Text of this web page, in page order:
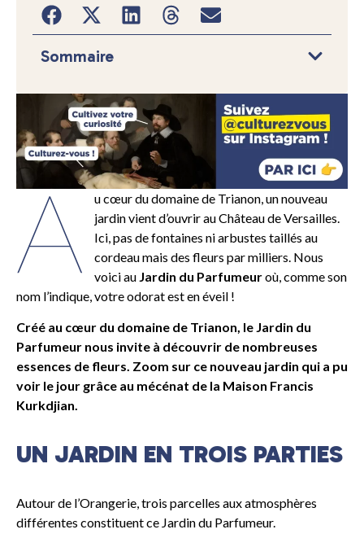
A
u cœur du domaine de Trianon, un nouveau
jardin vient d’ouvrir au Château de Versailles.
Ici, pas de fontaines ni arbustes taillés au
cordeau mais des fleurs par milliers. Nous
voici au Jardin du Parfumeuroù, comme son
nom l’indique, votre odorat est en éveil !
Créé au cœur du domaine de Trianon, le Jardin du
Parfumeur nous invite à découvrir de nombreuses
essences de fleurs. Zoom sur ce nouveau jardin qui a pu
voir le jour grâce au mécénat de la Maison Francis
Kurkdjian.
UN JARDIN EN TROIS PARTIES
Autour de l’Orangerie, trois parcelles aux atmosphères
différentes constituent ce Jardin du Parfumeur.
Sommaire